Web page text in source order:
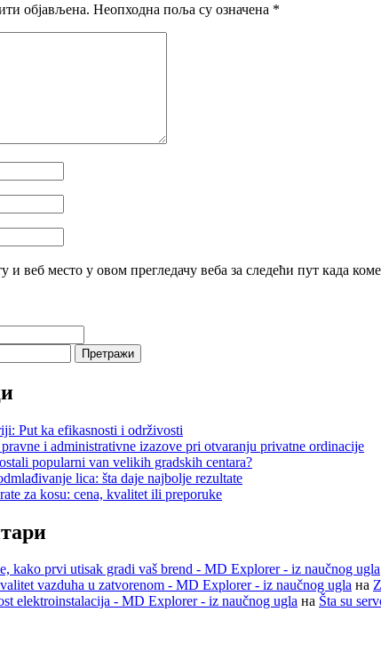
објављена. Неопходна поља су означена *
и веб место у овом прегледачу веба за следећи пут када
Put ka efikasnosti i održivosti
i administrativne izazove pri otvaranju privatne ordinacije
popularni van velikih gradskih centara?
lica: šta daje najbolje rezultate
za kosu: cena, kvalitet ili preporuke
kako prvi utisak gradi vaš brend - MD Explorer - iz naučnog ugla
vazduha u zatvorenom - MD Explorer - iz naučnog ugla на
elektroinstalacija - MD Explorer - iz naučnog ugla на Šta su